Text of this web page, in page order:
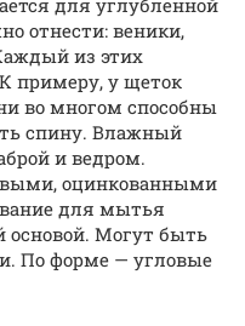
для углубленной
отнести: веники,
из этих
примеру, у щеток
во многом способны
спину. Влажный
и ведром.
оцинкованными
для мытья
основой. Могут быть
По форме — угловые